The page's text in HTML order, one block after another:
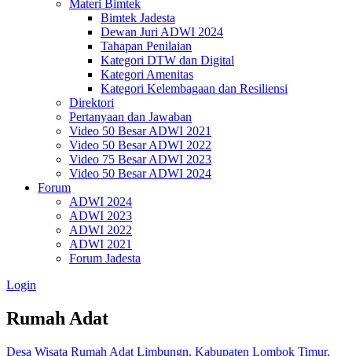
Materi Bimtek
Bimtek Jadesta
Dewan Juri ADWI 2024
Tahapan Penilaian
Kategori DTW dan Digital
Kategori Amenitas
Kategori Kelembagaan dan Resiliensi
Direktori
Pertanyaan dan Jawaban
Video 50 Besar ADWI 2021
Video 50 Besar ADWI 2022
Video 75 Besar ADWI 2023
Video 50 Besar ADWI 2024
Forum
ADWI 2024
ADWI 2023
ADWI 2022
ADWI 2021
Forum Jadesta
Login
Rumah Adat
Desa Wisata Rumah Adat Limbungn, Kabupaten Lombok Timur,